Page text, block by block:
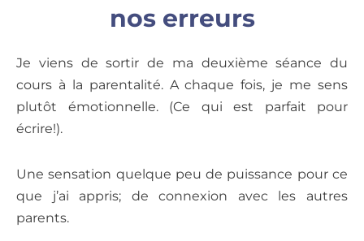
nos erreurs
Je viens de sortir de ma deuxième séance du
cours à la parentalité. A chaque fois, je me sens
plutôt émotionnelle. (Ce qui est parfait pour
écrire!).
Une sensation quelque peu de puissance pour ce
que j’ai appris; de connexion avec les autres
parents.